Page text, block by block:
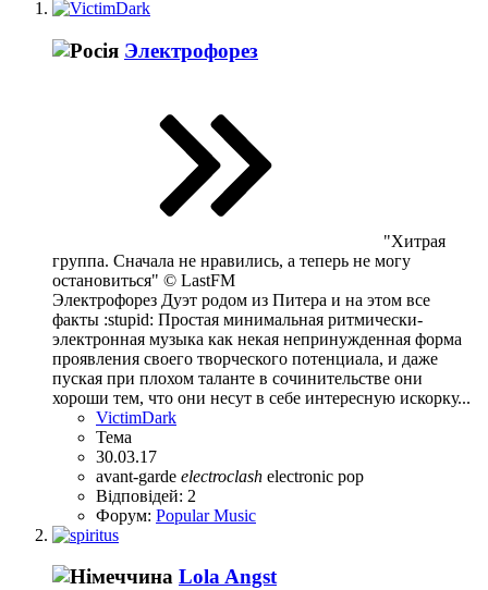
Электрофорез
"Хитрая
группа. Сначала не нравились, а теперь не могу
остановиться" © LastFM
Электрофорез Дуэт родом из Питера и на этом все
факты :stupid: Простая минимальная ритмически-
электронная музыка как некая непринужденная форма
проявления своего творческого потенциала, и даже
пуская при плохом таланте в сочинительстве они
хороши тем, что они несут в себе интересную искорку...
VictimDark
Тема
30.03.17
avant-garde electroclash electronic pop
Відповідей: 2
Форум: Popular Music
Lola Angst